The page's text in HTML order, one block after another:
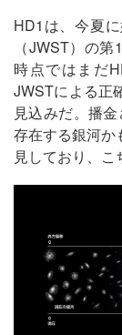
HD1は、今夏
（JWST）の
時点ではまだ
JWSTによる正
見込みだ。播
存在する銀河か
見しており、こ